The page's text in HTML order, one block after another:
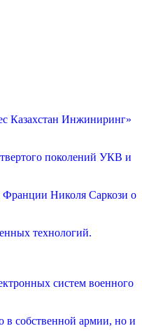
Казахстан Инжиниринг»
поколений УКВ и
Франции Николя Саркози о
технологий.
систем военного
в собственной армии, но и